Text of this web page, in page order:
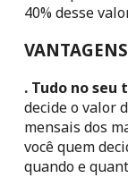
40% desse
VANTAGENS
. Tudo no seu
decide o valor
mensais dos
você quem
quando e